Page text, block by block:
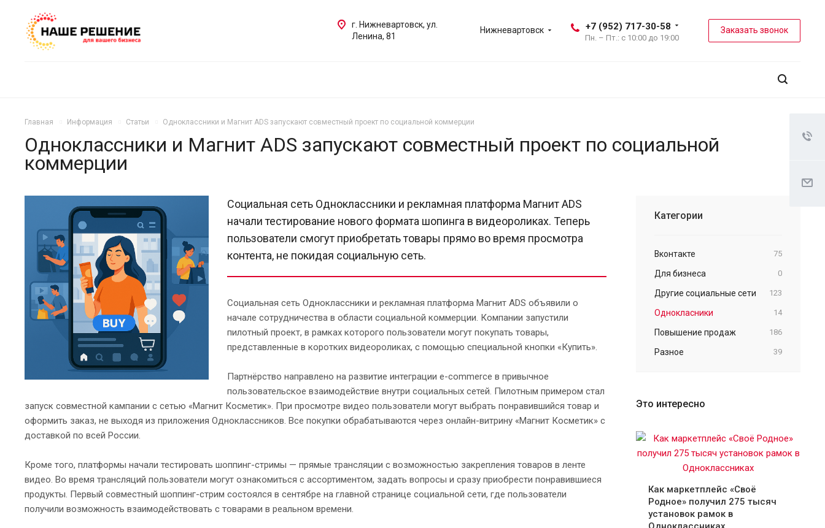
Нижневартовск +7 (952) 717-30-58
Пн. – Пт.: с 10:00 до 19:00
Заказать звонок
г. Нижневартовск, ул.
Ленина, 81
Главная Информация Статьи Одноклассники и Магнит ADS запускают совместный проект по социальной коммерции
Одноклассники и Магнит ADS запускают совместный проект по социальной
коммерции
Социальная сеть Одноклассники и рекламная платформа Магнит ADS
начали тестирование нового формата шопинга в видеороликах. Теперь
пользователи смогут приобретать товары прямо во время просмотра
контента, не покидая социальную сеть.
Социальная сеть Одноклассники и рекламная платформа Магнит ADS объявили о
начале сотрудничества в области социальной коммерции. Компании запустили
пилотный проект, в рамках которого пользователи могут покупать товары,
представленные в коротких видеороликах, с помощью специальной кнопки «Купить».
Партнёрство направлено на развитие интеграции e-commerce в привычное
пользовательское взаимодействие внутри социальных сетей. Пилотным примером стал
запуск совместной кампании с сетью «Магнит Косметик». При просмотре видео пользователи могут выбрать понравившийся товар и
оформить заказ, не выходя из приложения Одноклассников. Все покупки обрабатываются через онлайн-витрину «Магнит Косметик» с
доставкой по всей России.
Кроме того, платформы начали тестировать шоппинг-стримы — прямые трансляции с возможностью закрепления товаров в ленте
видео. Во время трансляций пользователи могут ознакомиться с ассортиментом, задать вопросы и сразу приобрести понравившиеся
продукты. Первый совместный шоппинг-стрим состоялся в сентябре на главной странице социальной сети, где пользователи
получили возможность взаимодействовать с товарами в реальном времени.
Категории
Вконтакте 75
Для бизнеса 0
Другие социальные сети 123
Однокласники 14
Повышение продаж 186
Разное 39
Это интересно
Как маркетплейс «Своё
Родное» получил 275 тысяч
установок рамок в